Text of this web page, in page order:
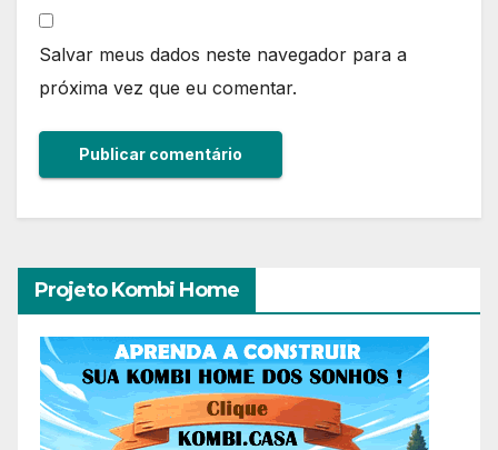
Salvar meus dados neste navegador para a
próxima vez que eu comentar.
Projeto Kombi Home